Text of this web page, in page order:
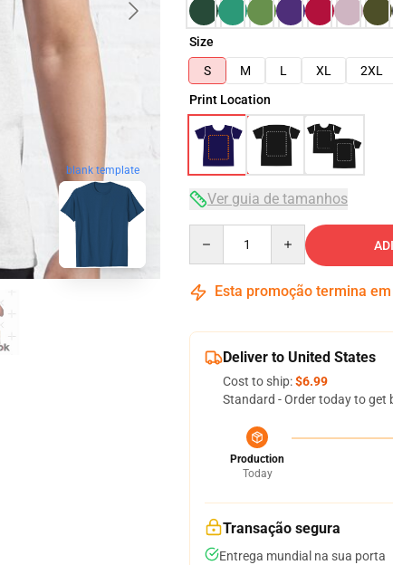
blank template
Size
S
M L XL 2XL
Print Location
Ver guia de tamanhos
Esta promoção termina em
Deliver to United States
Cost to ship:$6.99
Standard - Order today to get
Production
Today
Transação segura
Entrega mundial na sua porta